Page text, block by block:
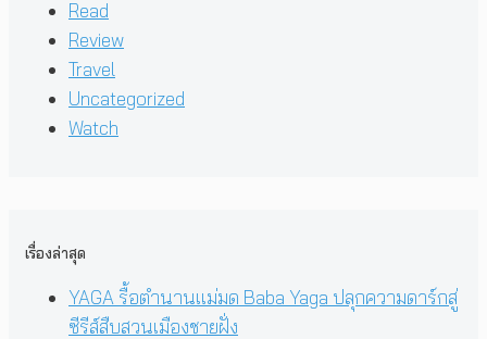
Read
Review
Travel
Uncategorized
Watch
เรื่องล่าสุด
YAGA รื้อตำนานแม่มด Baba Yaga ปลุกความดาร์กสู่
ซีรีส์สืบสวนเมืองชายฝั่ง